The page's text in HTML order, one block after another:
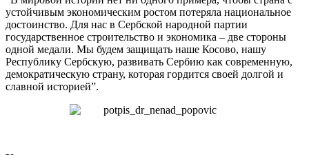
устойчивым экономическим ростом потеряла национальное
достоинство. Для нас в Сербской народной партии
государственное строительство и экономика – две стороны
одной медали. Мы будем защищать наше Косово, нашу
Республику Сербскую, развивать Сербию как современную,
демократическую страну, которая гордится своей долгой и
славной историей”.